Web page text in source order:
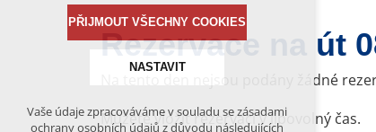
Rezervace na út
Na tento den nejsou podány žádné
Můžete vložit rezervaci v libovolný čas.
PŘIJMOUT VŠECHNY COOKIES
NASTAVIT
Technická cookies
Vaše údaje zpracováváme v souladu se zásadami
ochrany osobních údajů z důvodu následujících